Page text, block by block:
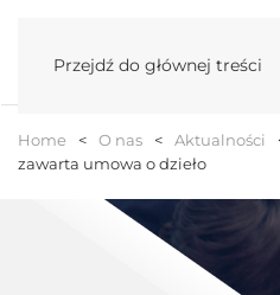
Przejdź do głównej treści
Home O nas Aktualności
zawarta umowa o dzieło